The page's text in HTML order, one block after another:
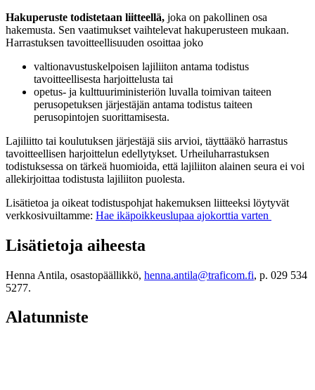
Hakuperuste todistetaan liitteellä, joka on pakollinen osa
hakemusta. Sen vaatimukset vaihtelevat hakuperusteen mukaan.
Harrastuksen tavoitteellisuuden osoittaa joko
valtionavustuskelpoisen lajiliiton antama todistus
tavoitteellisesta harjoittelusta tai
opetus- ja kulttuuriministeriön luvalla toimivan taiteen
perusopetuksen järjestäjän antama todistus taiteen
perusopintojen suorittamisesta.
Lajiliitto tai koulutuksen järjestäjä siis arvioi, täyttääkö harrastus
tavoitteellisen harjoittelun edellytykset. Urheiluharrastuksen
todistuksessa on tärkeä huomioida, että lajiliiton alainen seura ei voi
allekirjoittaa todistusta lajiliiton puolesta.
Lisätietoa ja oikeat todistuspohjat hakemuksen liitteeksi löytyvät
verkkosivuiltamme: Hae ikäpoikkeuslupaa ajokorttia varten
Lisätietoja aiheesta
Henna Antila, osastopäällikkö, henna.antila@traficom.fi, p. 029 534
5277.
Alatunniste